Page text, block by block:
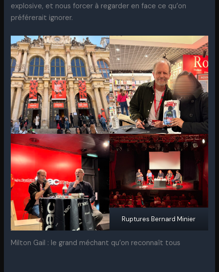
explosive, et nous forcer à regarder en face ce qu’on
préférerait ignorer.
Ruptures Bernard Minier
Milton Gail : le grand méchant qu’on reconnaît tous